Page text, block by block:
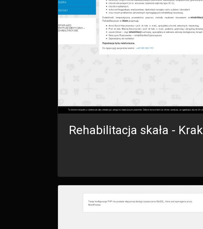
Rehabilitacja skała -